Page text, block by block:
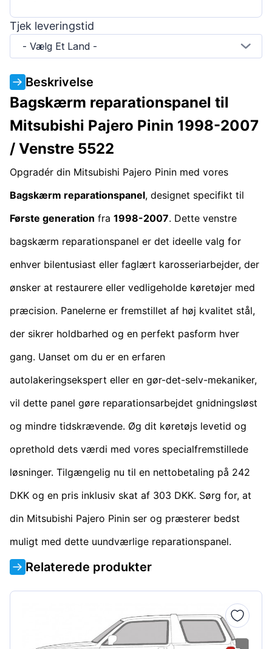
Tjek leveringstid
- Vælg Et Land -
Beskrivelse
Bagskærm reparationspanel til
Mitsubishi Pajero Pinin 1998-2007
/ Venstre 5522
Opgradér din Mitsubishi Pajero Pinin med vores
Bagskærm reparationspanel, designet specifikt til
Første generation fra 1998-2007. Dette venstre
bagskærm reparationspanel er det ideelle valg for
enhver bilentusiast eller faglært karosseriarbejder, der
ønsker at restaurere eller vedligeholde køretøjer med
præcision. Panelerne er fremstillet af høj kvalitet stål,
der sikrer holdbarhed og en perfekt pasform hver
gang. Uanset om du er en erfaren
autolakeringsekspert eller en gør-det-selv-mekaniker,
vil dette panel gøre reparationsarbejdet gnidningsløst
og mindre tidskrævende. Øg dit køretøjs levetid og
oprethold dets værdi med vores specialfremstillede
løsninger. Tilgængelig nu til en nettobetaling på 242
DKK og en pris inklusiv skat af 303 DKK. Sørg for, at
din Mitsubishi Pajero Pinin ser og præsterer bedst
muligt med dette uundværlige reparationspanel.
Relaterede produkter